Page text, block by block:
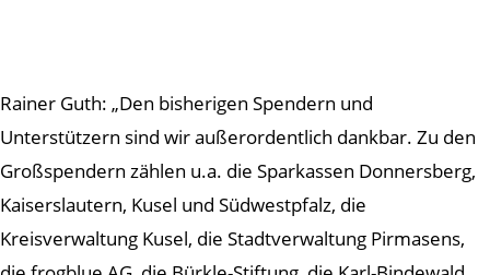
Rainer Guth: „Den bisherigen Spendern und
Unterstützern sind wir außerordentlich dankbar. Zu den
Großspendern zählen u.a. die Sparkassen Donnersberg,
Kaiserslautern, Kusel und Südwestpfalz, die
Kreisverwaltung Kusel, die Stadtverwaltung Pirmasens,